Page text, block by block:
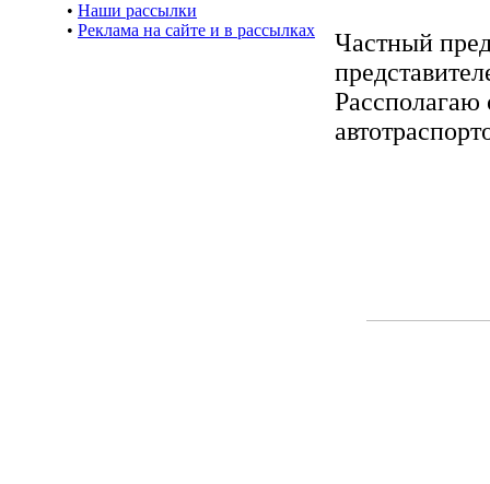
• Наши рассылки
• Реклама на сайте и в рассылках
Частный